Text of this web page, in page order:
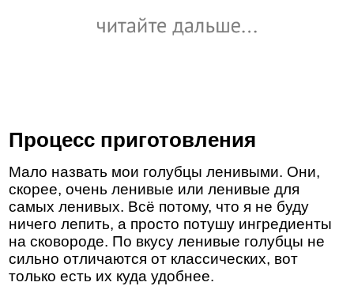
Процесс приготовления
Мало назвать мои голубцы ленивыми. Они,
скорее, очень ленивые или ленивые для
самых ленивых. Всё потому, что я не буду
ничего лепить, а просто потушу ингредиенты
на сковороде. По вкусу ленивые голубцы не
сильно отличаются от классических, вот
только есть их куда удобнее.